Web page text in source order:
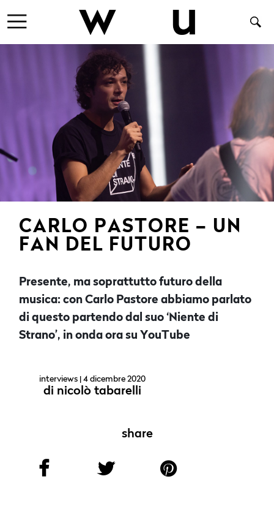
CARLO PASTORE – UN
FAN DEL FUTURO
Presente, ma soprattutto futuro della
musica: con Carlo Pastore abbiamo parlato
di questo partendo dal suo ‘Niente di
Strano’, in onda ora su YouTube
interviews| 4 dicembre 2020
di nicolò tabarelli
share